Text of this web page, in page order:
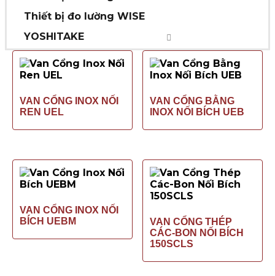
Thiết bị đo lường WISE
YOSHITAKE
VAN CỔNG INOX NỐI
REN UEL
VAN CỔNG BẰNG
INOX NỐI BÍCH UEB
VAN CỔNG INOX NỐI
BÍCH UEBM
VAN CỔNG THÉP
CÁC-BON NỐI BÍCH
150SCLS